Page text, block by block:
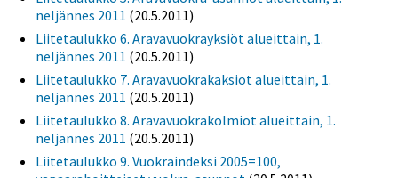
neljännes 2011 (20.5.2011)
Liitetaulukko 6. Aravavuokrayksiöt alueittain, 1.
neljännes 2011 (20.5.2011)
Liitetaulukko 7. Aravavuokrakaksiot alueittain, 1.
neljännes 2011 (20.5.2011)
Liitetaulukko 8. Aravavuokrakolmiot alueittain, 1.
neljännes 2011 (20.5.2011)
Liitetaulukko 9. Vuokraindeksi 2005=100,